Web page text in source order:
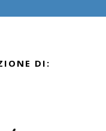
DI: